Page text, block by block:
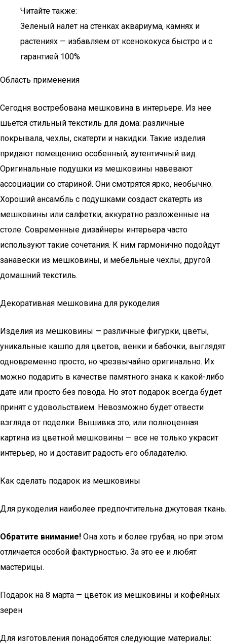
Читайте также:
Зеленый налет на стенках аквариума, камнях и
растениях — избавляем от ксенококуса быстро и с
гарантией 100%
Область применения
Сегодня востребована мешковина в интерьере. Из нее
шьется стильный текстиль для дома: различные
покрывала, чехлы, скатерти и накидки. Такие изделия
придают помещению особенный, аутентичный вид.
Оригинальные подушки из мешковины навевают
ассоциации со стариной. Они смотрятся ярко, необычно.
Хороший ансамбль с подушками создаст скатерть из
мешковины или салфетки, аккуратно разложенные на
столе. Современные дизайнеры интерьера часто
используют такие сочетания. К ним гармонично подойдут
занавески из мешковины, и мебельные чехлы, другой
домашний текстиль.
Декоративная мешковина для рукоделия
Изделия из мешковины — различные фигурки, цветы,
уникальные кашпо для цветов, венки и бабочки, выглядят
одновременно просто, но чрезвычайно оригинально. Их
можно подарить в качестве памятного знака к какой-либо
дате или просто без повода. Но этот подарок всегда будет
принят с удовольствием. Невозможно будет отвести
взгляда от поделки. Вышивка это, или полноценная
картина из цветной мешковины — все не только украсит
интерьер, но и доставит радость его обладателю.
Как сделать подарок из мешковины
Для рукоделия наиболее предпочтительна джутовая ткань.
Обратите внимание! Она хоть и более грубая, но при этом
отличается особой фактурностью. За это ее и любят
мастерицы.
Подарок на 8 марта — цветок из мешковины и кофейных
зерен
Для изготовления понадобятся следующие материалы: